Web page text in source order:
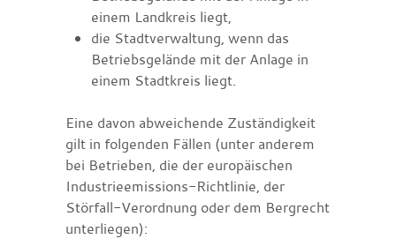
einem Landkreis liegt,
die Stadtverwaltung, wenn das
Betriebsgelände mit der Anlage in
einem Stadtkreis liegt.
Eine davon abweichende Zuständigkeit
gilt in folgenden Fällen (unter anderem
bei Betrieben, die der europäischen
Industrieemissions-Richtlinie, der
Störfall-Verordnung oder dem Bergrecht
unterliegen):